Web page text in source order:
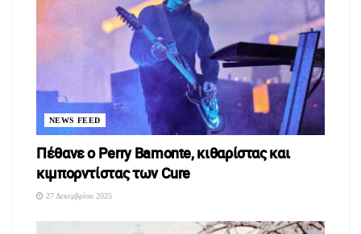
NEWS FEED
Πέθανε ο Perry Bamonte, κιθαρίστας και
κιμπορντίστας των Cure
27 Δεκεμβρίου 2025